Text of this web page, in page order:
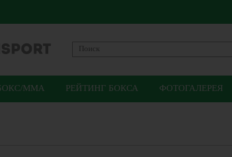
ММА РЕЙТИНГ БОКСА ФОТОГАЛЕРЕЯ